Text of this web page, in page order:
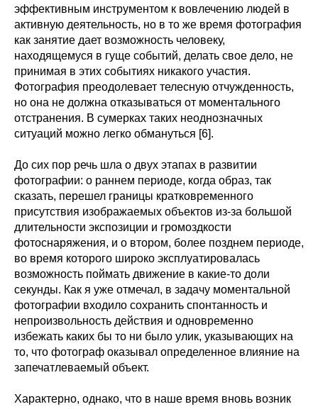
эффективным инструментом к вовлечению людей в
активную деятельность, но в то же время фотография
как занятие дает возможность человеку,
находящемуся в гуще событий, делать свое дело, не
принимая в этих событиях никакого участия.
Фотография преодолевает телесную отчужденность,
но она не должна отказываться от моментального
отстранения. В сумерках таких неоднозначных
ситуаций можно легко обмануться [6].
До сих пор речь шла о двух этапах в развитии
фотографии: о раннем периоде, когда образ, так
сказать, перешел границы кратковременного
присутствия изображаемых объектов из-за большой
длительности экспозиции и громоздкости
фотоснаряжения, и о втором, более позднем периоде,
во время которого широко эксплуатировалась
возможность поймать движение в какие-то доли
секунды. Как я уже отмечал, в задачу моментальной
фотографии входило сохранить спонтанность и
непроизвольность действия и одновременно
избежать каких бы то ни было улик, указывающих на
то, что фотограф оказывал определенное влияние на
запечатлеваемый объект.
Характерно, однако, что в наше время вновь возник